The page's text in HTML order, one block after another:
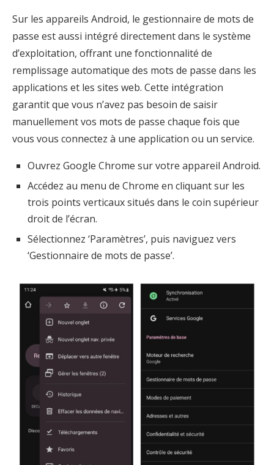
Sur les appareils Android, le gestionnaire de mots de
passe est aussi intégré directement dans le système
d’exploitation, offrant une fonctionnalité de
remplissage automatique des mots de passe dans les
applications et les sites web. Cette intégration
garantit que vous n’avez pas besoin de saisir
manuellement vos mots de passe chaque fois que
vous vous connectez à une application ou un service.
Ouvrez Google Chrome sur votre appareil Android.
Accédez au menu de Chrome en cliquant sur les
trois points verticaux situés dans le coin supérieur
droit de l’écran.
Sélectionnez ‘Paramètres’, puis naviguez vers
‘Gestionnaire de mots de passe’.